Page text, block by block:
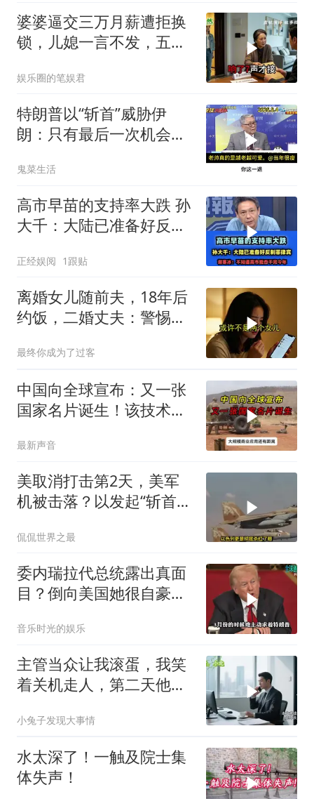
婆婆逼交三万月薪遭拒换
锁，儿媳一言不发，五天
娱乐圈的笔娱君
特朗普以“斩首”威胁伊
朗：只有最后一次机会
鬼菜生活
高市早苗的支持率大跌 孙
大千：大陆已准备好反制
正经娱阅 1跟贴
离婚女儿随前夫，18年后
约饭，二婚丈夫：警惕骗
最终你成为了过客
中国向全球宣布：又一张
国家名片诞生！该技术全
最新声音
美取消打击第2天，美军
机被击落？以发起“斩首行
侃侃世界之最
委内瑞拉代总统露出真面
目？倒向美国她很自豪
总统罗德里格斯竟突然开
炮怒点马杜罗，扬言马杜
罗的外交政策简直
音乐时光的娱乐
主管当众让我滚蛋，我笑
着关机走人，第二天他疯
小兔子发现大事情
水太深了！一触及院士集
体失声！